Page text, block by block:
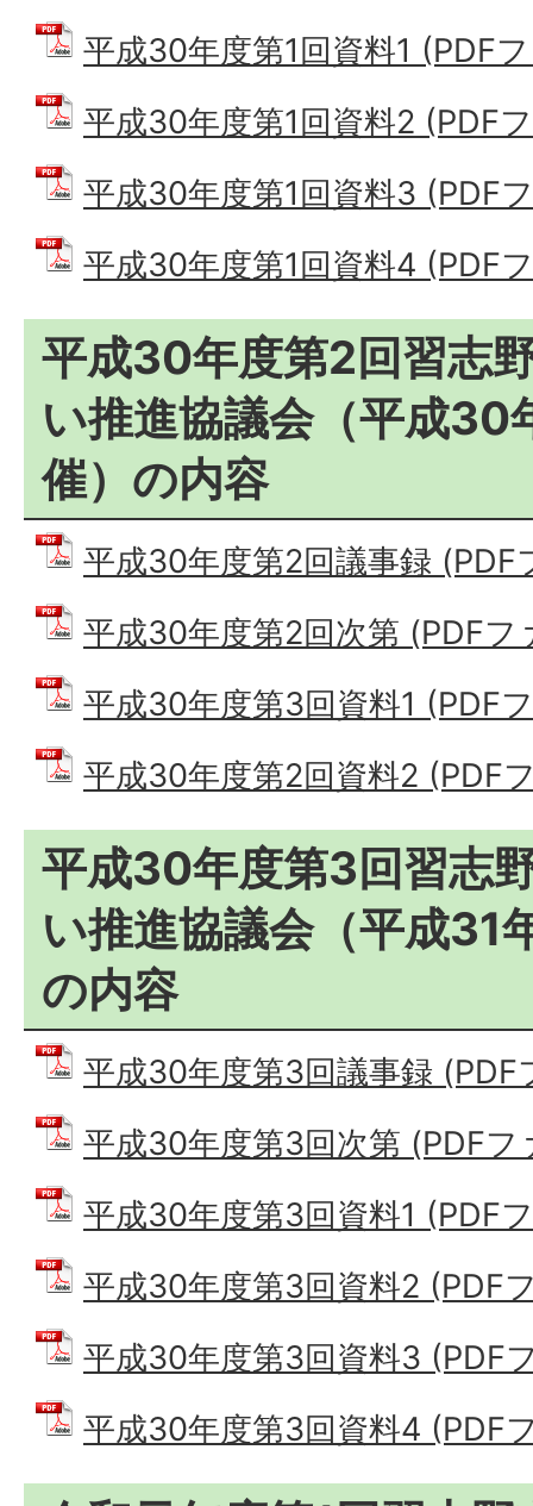
平成30年度第1回資料1 (PDF
平成30年度第1回資料2 (PDF
平成30年度第1回資料3 (PDF
平成30年度第1回資料4 (PDF
平成30年度第2回習志
い推進協議会（平成30
催）の内容
平成30年度第2回議事録 (PDF
平成30年度第2回次第 (PDF
平成30年度第3回資料1 (PDF
平成30年度第2回資料2 (PDF
平成30年度第3回習志
い推進協議会（平成31
の内容
平成30年度第3回議事録
平成30年度第3回次第 (PDFフ
平成30年度第3回資料1 (PDF
平成30年度第3回資料2 (PDF
平成30年度第3回資料3 (PDF
平成30年度第3回資料4 (PDF